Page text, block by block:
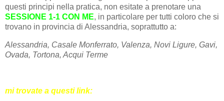
questi principi nella pratica, non esitate a prenotare una
SESSIONE 1-1 CON ME, in particolare per tutti coloro che si
trovano in provincia di Alessandria, soprattutto a:
Alessandria, Casale Monferrato, Valenza, Novi Ligure, Gavi,
Ovada, Tortona, Acqui Terme
mi trovate a questi link: